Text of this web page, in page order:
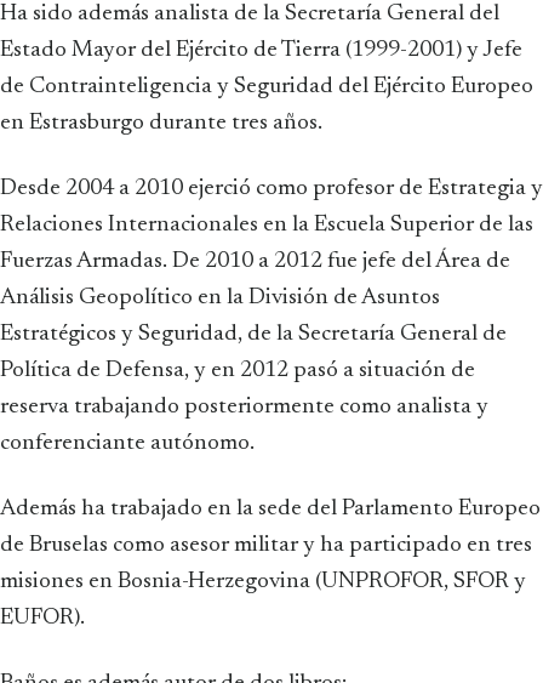
Ha sido además analista de la Secretaría General del
Estado Mayor del Ejército de Tierra (1999-2001) y Jefe
de Contrainteligencia y Seguridad del Ejército Europeo
en Estrasburgo durante tres años.
Desde 2004 a 2010 ejerció como profesor de Estrategia y
Relaciones Internacionales en la Escuela Superior de las
Fuerzas Armadas. De 2010 a 2012 fue jefe del Área de
Análisis Geopolítico en la División de Asuntos
Estratégicos y Seguridad, de la Secretaría General de
Política de Defensa, y en 2012 pasó a situación de
reserva trabajando posteriormente como analista y
conferenciante autónomo.
Además ha trabajado en la sede del Parlamento Europeo
de Bruselas como asesor militar y ha participado en tres
misiones en Bosnia-Herzegovina (UNPROFOR, SFOR y
EUFOR).